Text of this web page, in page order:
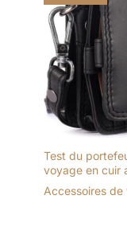
Test du
voyage en cuir
Accessoires de